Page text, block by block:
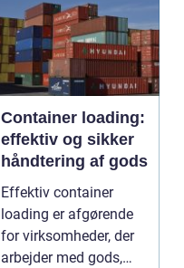
Container loading:
effektiv og sikker
håndtering af gods
Effektiv container
loading er afgørende
for virksomheder, der
arbejder med gods,